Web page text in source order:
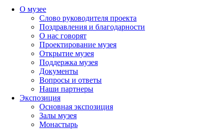
О музее
Слово руководителя проекта
Поздравления и благодарности
О нас говорят
Проектирование музея
Открытие музея
Поддержка музея
Документы
Вопросы и ответы
Наши партнеры
Экспозиция
Основная экспозиция
Залы музея
Монастырь